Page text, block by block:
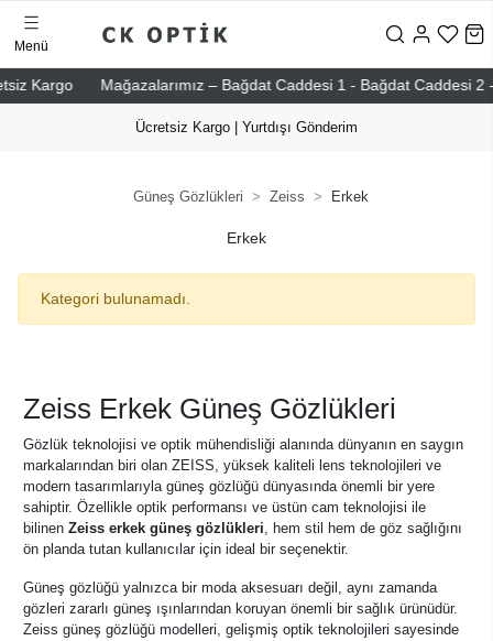
Mağazalarımız – Bağdat Caddesi 1 - Bağdat Caddesi 2 -
Menü
Ücretsiz Kargo | Yurtdışı Gönderim
Güneş Gözlükleri Zeiss Erkek
Erkek
Kategori bulunamadı.
Zeiss Erkek Güneş Gözlükleri
Gözlük teknolojisi ve optik mühendisliği alanında dünyanın en saygın
markalarından biri olan ZEISS, yüksek kaliteli lens teknolojileri ve
modern tasarımlarıyla güneş gözlüğü dünyasında önemli bir yere
sahiptir. Özellikle optik performansı ve üstün cam teknolojisi ile
bilinen Zeiss erkek güneş gözlükleri, hem stil hem de göz sağlığını
ön planda tutan kullanıcılar için ideal bir seçenektir.
Güneş gözlüğü yalnızca bir moda aksesuarı değil, aynı zamanda
gözleri zararlı güneş ışınlarından koruyan önemli bir sağlık ürünüdür.
Zeiss güneş gözlüğü modelleri, gelişmiş optik teknolojileri sayesinde